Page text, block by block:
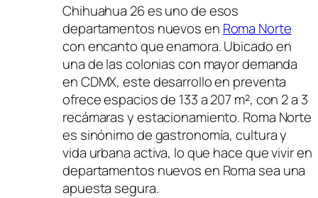
Chihuahua 26 es uno de esos
departamentos nuevos en Roma Norte
con encanto que enamora. Ubicado en
una de las colonias con mayor demanda
en CDMX, este desarrollo en preventa
ofrece espacios de 133 a 207 m², con 2 a 3
recámaras y estacionamiento. Roma Norte
es sinónimo de gastronomía, cultura y
vida urbana activa, lo que hace que vivir en
departamentos nuevos en Roma sea una
apuesta segura.